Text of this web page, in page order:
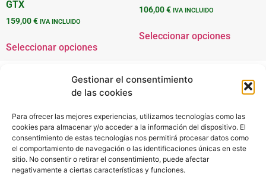
Gestionar el consentimiento
de las cookies
Para ofrecer las mejores experiencias, utilizamos tecnologías como las
cookies para almacenar y/o acceder a la información del dispositivo. El
consentimiento de estas tecnologías nos permitirá procesar datos como
el comportamiento de navegación o las identificaciones únicas en este
sitio. No consentir o retirar el consentimiento, puede afectar
negativamente a ciertas características y funciones.
GTX
159,00€ IVA INCLUIDO
Seleccionar opciones
106,00€ IVA INCLUIDO
Seleccionar opciones
Barxe Sport
Rúa da Igrexa 1, Xinzo de Limia, Spain
988 46 23 58